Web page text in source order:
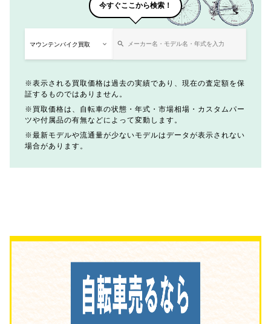
今すぐここから検索！
表示される買取価格は過去の実績であり、現在の査定額を保
証するものではありません。
買取価格は、自転車の状態・年式・市場相場・カスタムパー
ツや付属品の有無などによって変動します。
最新モデルや流通量が少ないモデルはデータが表示されない
場合があります。